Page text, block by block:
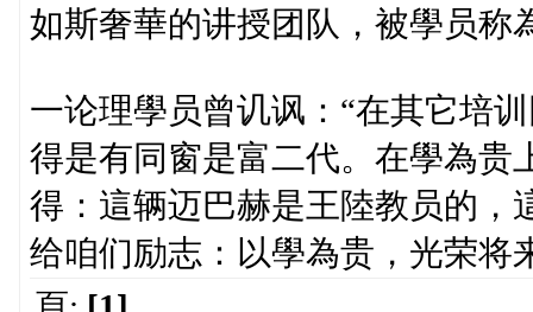
如斯奢華的讲授团队，被學员称
一论理學员曾讥讽：“在其它培
得是有同窗是富二代。在學為贵
得：這辆迈巴赫是王陸教员的，
给咱们励志：以學為贵，光荣将